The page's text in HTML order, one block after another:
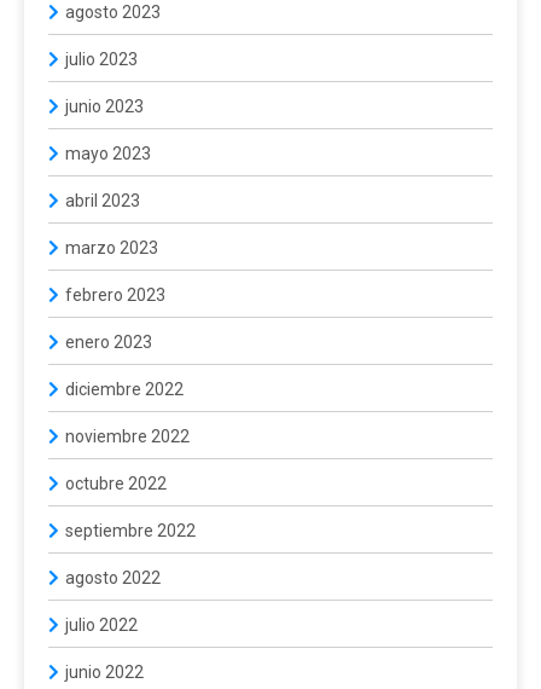
agosto 2023
julio 2023
junio 2023
mayo 2023
abril 2023
marzo 2023
febrero 2023
enero 2023
diciembre 2022
noviembre 2022
octubre 2022
septiembre 2022
agosto 2022
julio 2022
junio 2022